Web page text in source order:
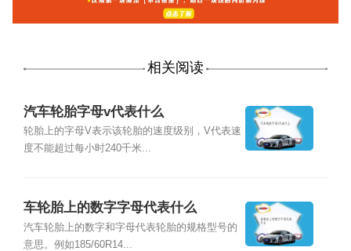
相关阅读
汽车轮胎字母v代表什么
轮胎上的字母V表示该轮胎的速度级别，V代表速
度不能超过每小时240千米...
车轮胎上的数字字母代表什么
汽车轮胎上的数字和字母代表轮胎的规格型号的
意思。例如185/60R14...